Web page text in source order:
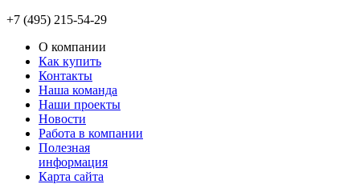
+7 (495) 215-54-29
О компании
Как купить
Контакты
Наша команда
Наши проекты
Новости
Работа в компании
Полезная
информация
Карта сайта